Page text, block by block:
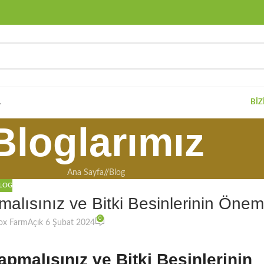
Ana Sayfa/ Blog
ve Bitki Besinlerinin
FarmAçık 6 Şubat 2024
0
ve Bitki Besinlerinin